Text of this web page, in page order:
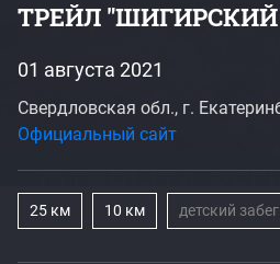
ТРЕЙЛ "ШИГИРСКИЙ
01 августа 2021
Свердловская обл., г.
Официальный сайт
25 км 10 км детский забег